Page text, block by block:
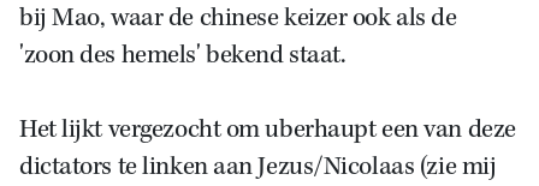
bij Mao, waar de chinese keizer ook als de
'zoon des hemels' bekend staat.
Het lijkt vergezocht om uberhaupt een van deze
dictators te linken aan Jezus/Nicolaas (zie mij